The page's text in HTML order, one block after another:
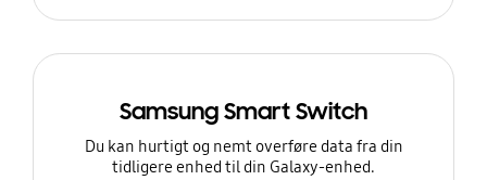
Samsung Smart Switch
Du kan hurtigt og nemt overføre data fra din
tidligere enhed til din Galaxy-enhed.